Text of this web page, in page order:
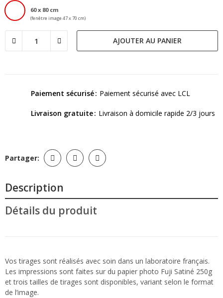
60 x 80 cm
(fenêtre image 47 x 70 cm)
AJOUTER AU PANIER
Paiement sécurisé Paiement sécurisé avec LCL
Livraison gratuite Livraison à domicile rapide 2/3 jours
Partager:
Description
Détails du produit
Vos tirages sont réalisés avec soin dans un laboratoire français.
Les impressions sont faites sur du papier photo Fuji Satiné 250g
et trois tailles de tirages sont disponibles, variant selon le format
de l’image.